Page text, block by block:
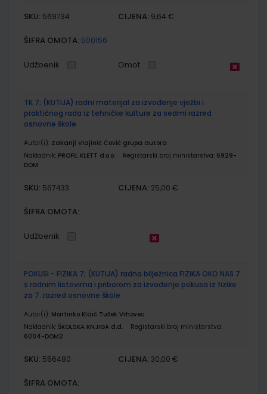
SKU: 569734 CIJENA: 9,64 €
ŠIFRA OMOTA: 500156
Udžbenik Omot
TK 7; (KUTIJA) radni materijal za izvođenje vježbi i
praktičnog rada iz tehničke kulture za sedmi razred
osnovne škole
Autor(i): Zakanji Vlajinić Čović grupa autora
Nakladnik: PROFIL KLETT d.o.o. Registarski broj ministarstva: 6929-
DOM
SKU: 567433 CIJENA: 25,00 €
ŠIFRA OMOTA:
Udžbenik
POKUSI - FIZIKA 7; (KUTIJA) radna bilježnica FIZIKA OKO NAS 7
s radnim listovima i priborom za izvođenje pokusa iz fizike
za 7. razred osnovne škole
Autor(i): Martinko Klaić Tušek Vrhovec
Nakladnik: ŠKOLSKA KNJIGA d.d.
Registarski broj ministarstva:
6004-DOM2
SKU: 556480 CIJENA: 30,00 €
ŠIFRA OMOTA: